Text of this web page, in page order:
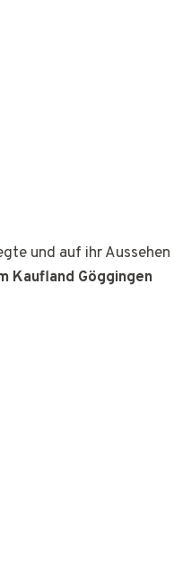
und auf ihr Aussehen
Kaufland Göggingen